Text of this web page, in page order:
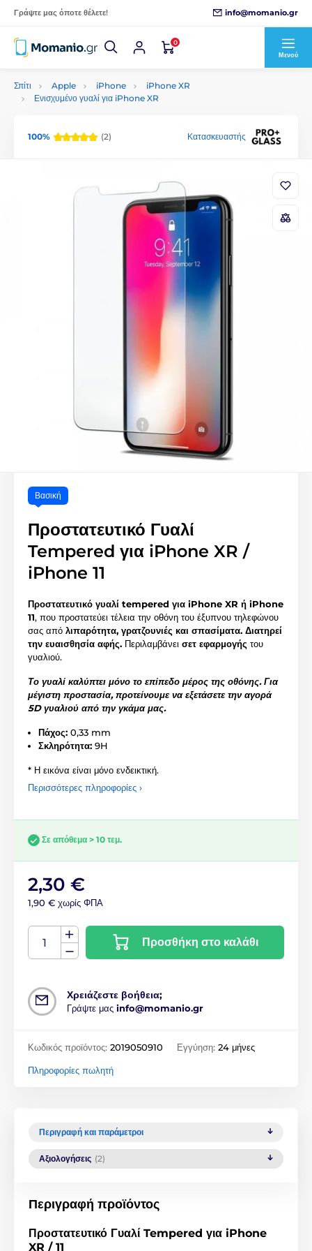
Γράψτε μας όποτε θέλετε! info@momanio.gr
0
Μενού
Σπίτι Apple iPhone
iPhone XR
Ενισχυμένο γυαλί για iPhone XR
100% (2) Κατασκευαστής
Βασική
Προστατευτικό Γυαλί
Tempered για iPhone XR /
iPhone 11
Προστατευτικό γυαλί tempered για iPhone XR ή iPhone
11, που προστατεύει τέλεια την οθόνη του έξυπνου τηλεφώνου
σας από λιπαρότητα, γρατζουνιές και σπασίματα. Διατηρεί
την ευαισθησία αφής. Περιλαμβάνει σετ εφαρμογής του
γυαλιού.
Το γυαλί καλύπτει μόνο το επίπεδο μέρος της οθόνης. Για
μέγιστη προστασία, προτείνουμε να εξετάσετε την αγορά
5D γυαλιού από την γκάμα μας.
Πάχος: 0,33 mm
Σκληρότητα: 9H
* Η εικόνα είναι μόνο ενδεικτική.
Περισσότερες πληροφορίες ›
Σε απόθεμα > 10 τεμ.
2,30 €
1,90 € χωρίς ΦΠΑ
Προσθήκη στο καλάθι
Χρειάζεστε βοήθεια;
Γράψτε μας info@momanio.gr
Κωδικός προϊόντος: 2019050910 Εγγύηση: 24 μήνες
Πληροφορίες πωλητή
Περιγραφή και παράμετροι
Αξιολογήσεις (2)
Περιγραφή προϊόντος
Προστατευτικό Γυαλί Tempered για iPhone
XR / 11